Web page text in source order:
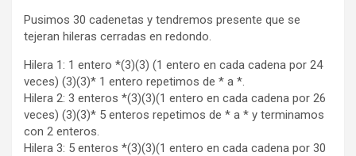
Pusimos 30 cadenetas y tendremos presente que se
tejeran hileras cerradas en redondo.
Hilera 1: 1 entero *(3)(3) (1 entero en cada cadena por 24
veces) (3)(3)* 1 entero repetimos de * a *.
Hilera 2: 3 enteros *(3)(3)(1 entero en cada cadena por 26
veces) (3)(3)* 5 enteros repetimos de * a * y terminamos
con 2 enteros.
Hilera 3: 5 enteros *(3)(3)(1 entero en cada cadena por 30